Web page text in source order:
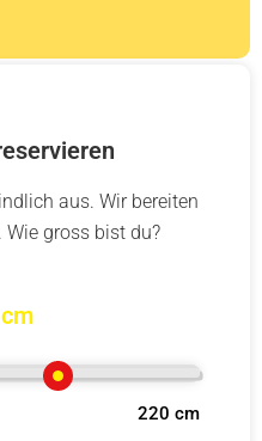
aus. Wir bereiten
Wie gross bist du?
220 cm